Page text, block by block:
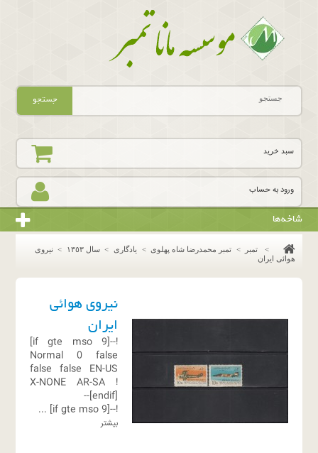
ورود به حساب
سبد خرید
جستجو
شاخه‌ها
> تمبر > تمبر محمدرضا شاه پهلوی > یادگاری > سال ١٣٥٣ >
نیروی
هوائی ایران
نیروی هوائی
ایران
!--[if gte mso 9]
Normal
0
false
false false
EN-US
X-NONE
AR-SA
!
[endif]--
!--[if gte mso 9]
...
بیشتر